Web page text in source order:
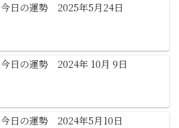
今日の運勢 2025年5月24日
今日の運勢 2024年 10月 9日
今日の運勢 2024年5月10日